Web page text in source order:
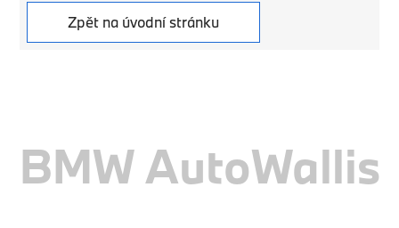
Zpět na úvodní stránku
BMW AutoWallis